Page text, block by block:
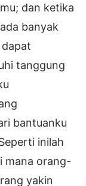
dan ketika
banyak
tanggung
bantuanku
inilah
mana orang-
yakin